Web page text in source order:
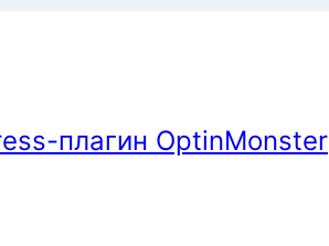
плагин OptinMonster